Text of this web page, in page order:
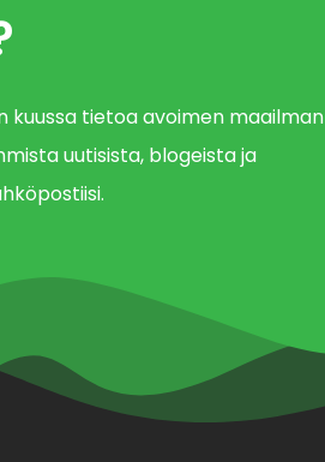
kuussa tietoa avoimen maailman
uutisista, blogeista ja